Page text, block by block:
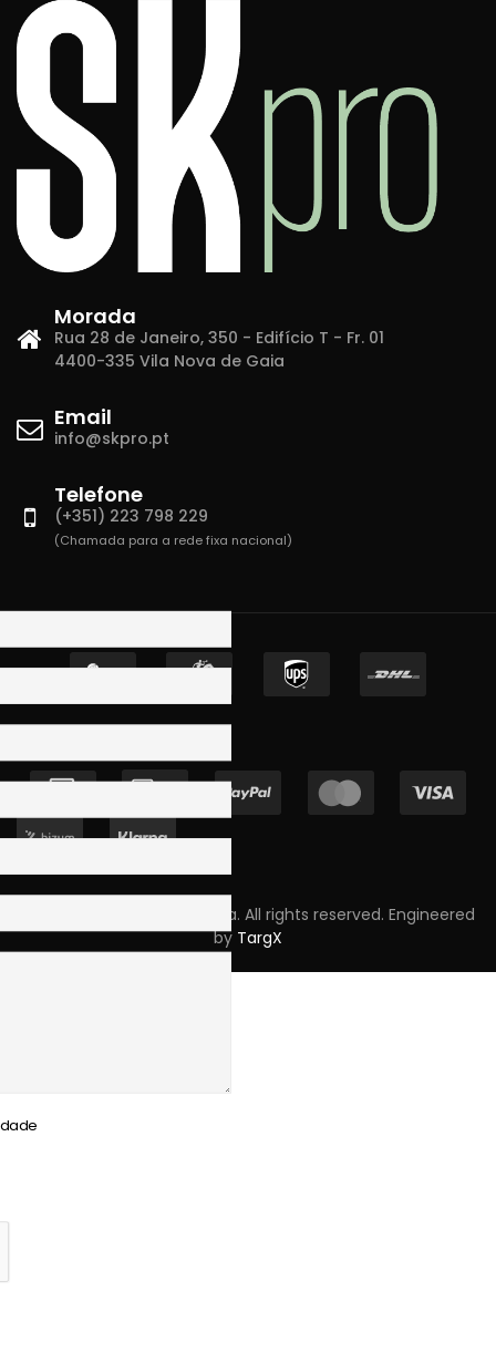
Morada
Rua 28 de Janeiro, 350 - Edifício T - Fr. 01
4400-335 Vila Nova de Gaia
Email
info@skpro.pt
Telefone
(+351) 223 798 229
(Chamada para a rede fixa nacional)
Copyright © 2023 Skpro, Lda. All rights reserved. Engineered
by TargX